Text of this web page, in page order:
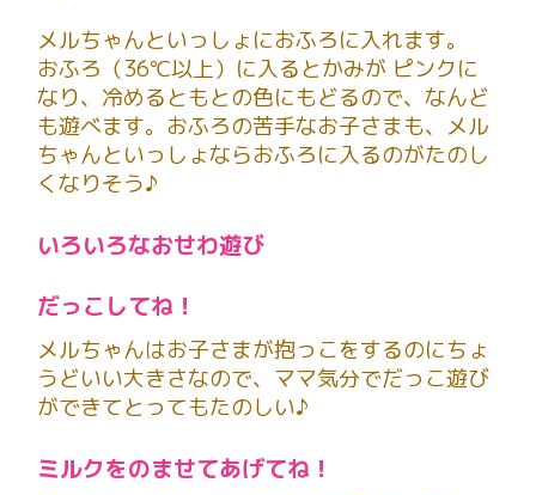
メルちゃんといっしょにおふろに入れます。
おふろ（36℃以上）に入るとかみが ピンクに
なり、冷めるともとの色にもどるので、なんど
も遊べます。おふろの苦手なお子さまも、メル
ちゃんといっしょならおふろに入るのがたのし
くなりそう♪
いろいろなおせわ遊び
だっこしてね！
メルちゃんはお子さまが抱っこをするのにちょ
うどいい大きさなので、ママ気分でだっこ遊び
ができてとってもたのしい♪
ミルクをのませてあげてね！